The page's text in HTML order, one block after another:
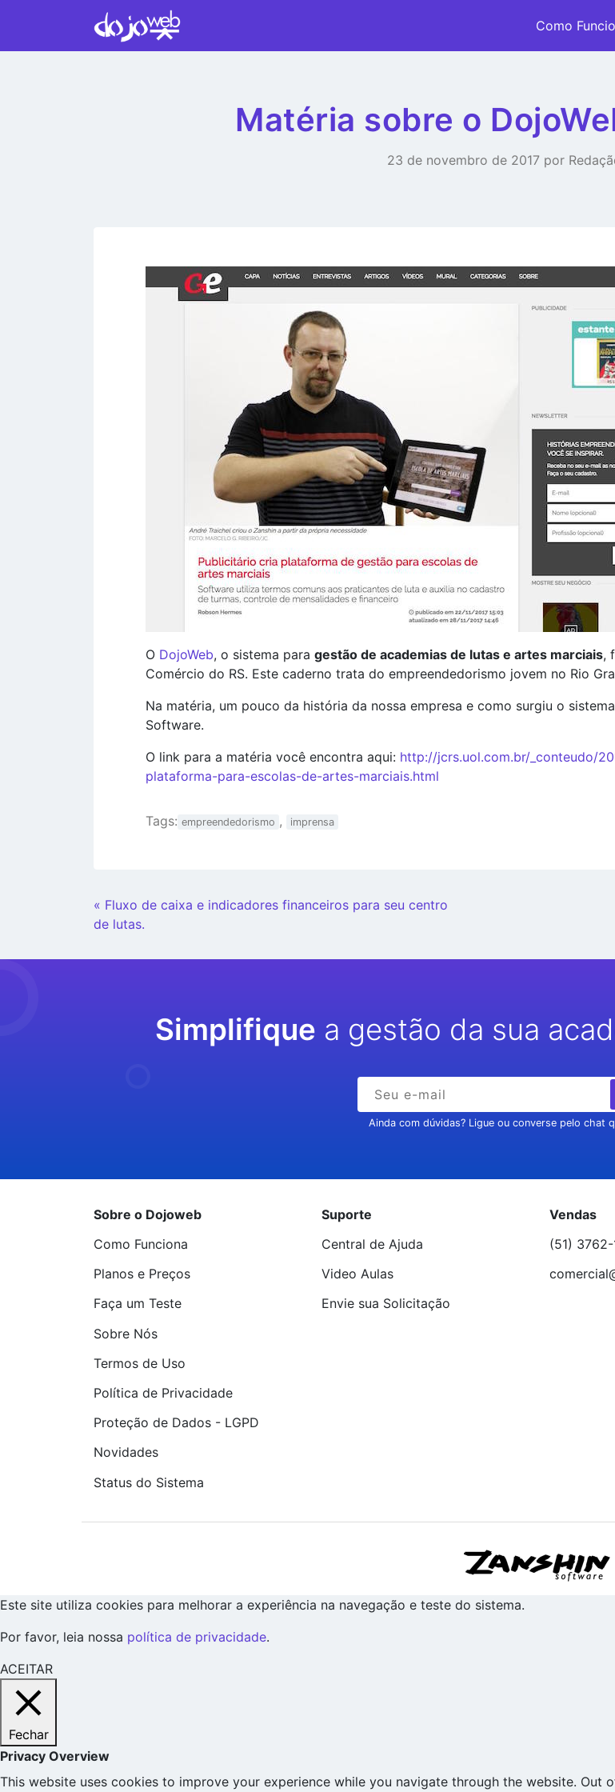
Como
Matéria sobre o
23 de novembro de 2017 por
O DojoWeb, o sistema para gestão de academias de lutas e artes marciais,
Comércio do RS. Este caderno trata do empreendedorismo jovem no Rio
Na matéria, um pouco da história da nossa empresa e como surgiu o
Software.
O link para a matéria você encontra aqui: http://jcrs.uol.com.br/_conteudo/
plataforma-para-escolas-de-artes-marciais.html
Tags: empreendedorismo , imprensa
Continue
Lendo
« Fluxo de caixa e indicadores financeiros para seu centro
de lutas.
Simplifique a gestão da sua
Ainda com dúvidas? Ligue ou converse pelo chat
Sobre o Dojoweb
Como Funciona
Planos e Preços
Faça um Teste
Sobre Nós
Termos de Uso
Política de Privacidade
Proteção de Dados - LGPD
Novidades
Status do Sistema
Suporte
Central de Ajuda
Video Aulas
Envie sua Solicitação
Vendas
(51) 3762-
Este site utiliza cookies para melhorar a experiência na navegação e teste do sistema.
Por favor, leia nossa política de privacidade.
ACEITAR
Fechar
Privacy Overview
This website uses cookies to improve your experience while you navigate through the website.